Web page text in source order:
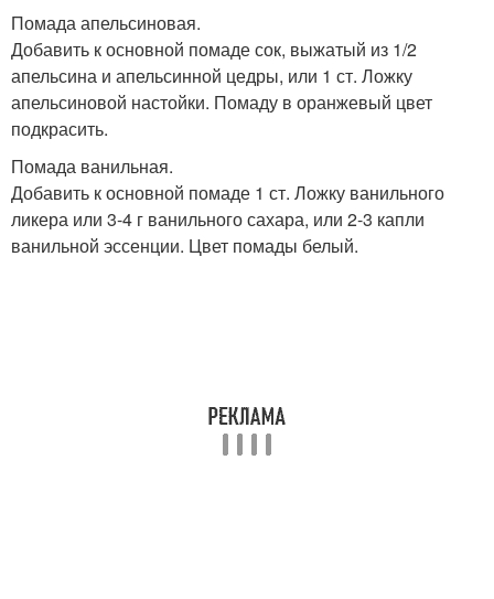
Помада апельсиновая.
Добавить к основной помаде сок, выжатый из 1/2
апельсина и апельсинной цедры, или 1 ст. Ложку
апельсиновой настойки. Помаду в оранжевый цвет
подкрасить.
Помада ванильная.
Добавить к основной помаде 1 ст. Ложку ванильного
ликера или 3-4 г ванильного сахара, или 2-3 капли
ванильной эссенции. Цвет помады белый.